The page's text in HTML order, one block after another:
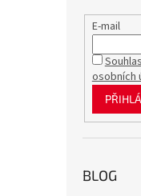
E-mail
osobních
BLOG